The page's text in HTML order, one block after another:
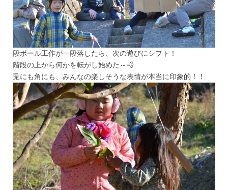
段ボール工作が一段落したら、次の遊びにシフト！
階段の上から何かを転がし始めた～💨
兎にも角にも、みんなの楽しそうな表情が本当に印象的！！